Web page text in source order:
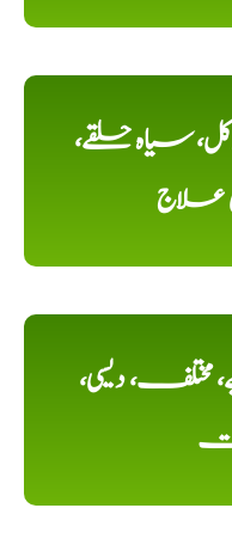
سیاہ حلقے،
علاج
مختلف، دیسی،